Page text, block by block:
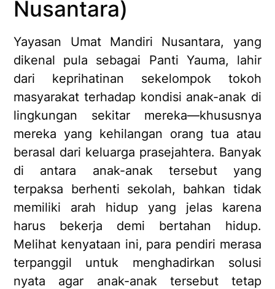
Nusantara)
Yayasan Umat Mandiri Nusantara, yang
dikenal pula sebagai Panti Yauma, lahir
dari keprihatinan sekelompok tokoh
masyarakat terhadap kondisi anak-anak di
lingkungan sekitar mereka—khususnya
mereka yang kehilangan orang tua atau
berasal dari keluarga prasejahtera. Banyak
di antara anak-anak tersebut yang
terpaksa berhenti sekolah, bahkan tidak
memiliki arah hidup yang jelas karena
harus bekerja demi bertahan hidup.
Melihat kenyataan ini, para pendiri merasa
terpanggil untuk menghadirkan solusi
nyata agar anak-anak tersebut tetap